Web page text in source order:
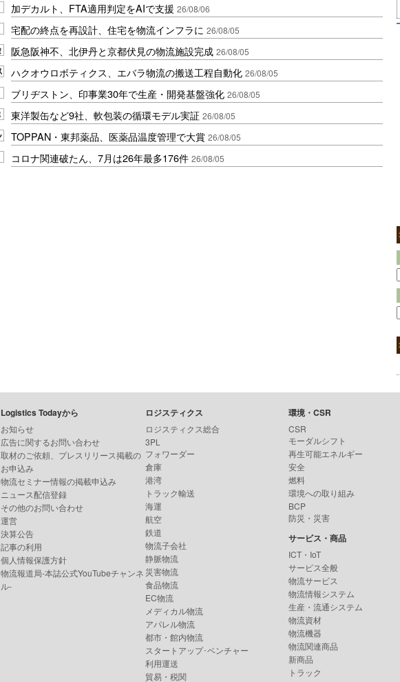
加デカルト、FTA適用判定をAIで支援 26/08/06
宅配の終点を再設計、住宅を物流インフラに 26/08/05
阪急阪神不、北伊丹と京都伏見の物流施設完成 26/08/05
ハクオウロボティクス、エバラ物流の搬送工程自動化 26/08/05
ブリヂストン、印事業30年で生産・開発基盤強化 26/08/05
東洋製缶など9社、軟包装の循環モデル実証 26/08/05
TOPPAN・東邦薬品、医薬品温度管理で大賞 26/08/05
コロナ関連破たん、7月は26年最多176件 26/08/05
Logistics Todayから
お知らせ
広告に関するお問い合わせ
取材のご依頼、プレスリリース掲載の
お申込み
物流セミナー情報の掲載申込み
ニュース配信登録
その他のお問い合わせ
運営
決算公告
記事の利用
個人情報保護方針
物流報道局-本誌公式YouTubeチャンネ
ル-
ロジスティクス
ロジスティクス総合
3PL
フォワーダー
倉庫
港湾
トラック輸送
海運
航空
鉄道
物流子会社
静脈物流
災害物流
食品物流
EC物流
メディカル物流
アパレル物流
都市・館内物流
スタートアップ･ベンチャー
利用運送
貿易・税関
環境・CSR
CSR
モーダルシフト
再生可能エネルギー
安全
燃料
環境への取り組み
BCP
防災・災害
サービス・商品
ICT・IoT
サービス全般
物流サービス
物流情報システム
生産・流通システム
物流資材
物流機器
物流関連商品
新商品
トラック